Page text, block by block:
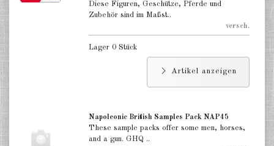
zur See Napoleonkrieg
zur See Bürgerkrieg USA 1:1200
Diese Figuren, Geschütze, Pferde und
Zubehör sind im Maßst..
versch.
Lager 0 Stück
Artikel anzeigen
Napoleonic British Samples Pack NAP45
These sample packs offer some men, horses,
and a gun. GHQ ..